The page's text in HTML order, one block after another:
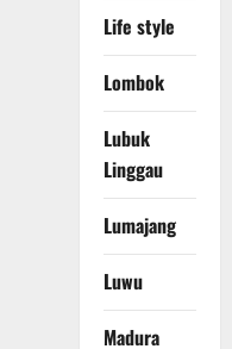
Life style
Lombok
Lubuk
Linggau
Lumajang
Luwu
Madura